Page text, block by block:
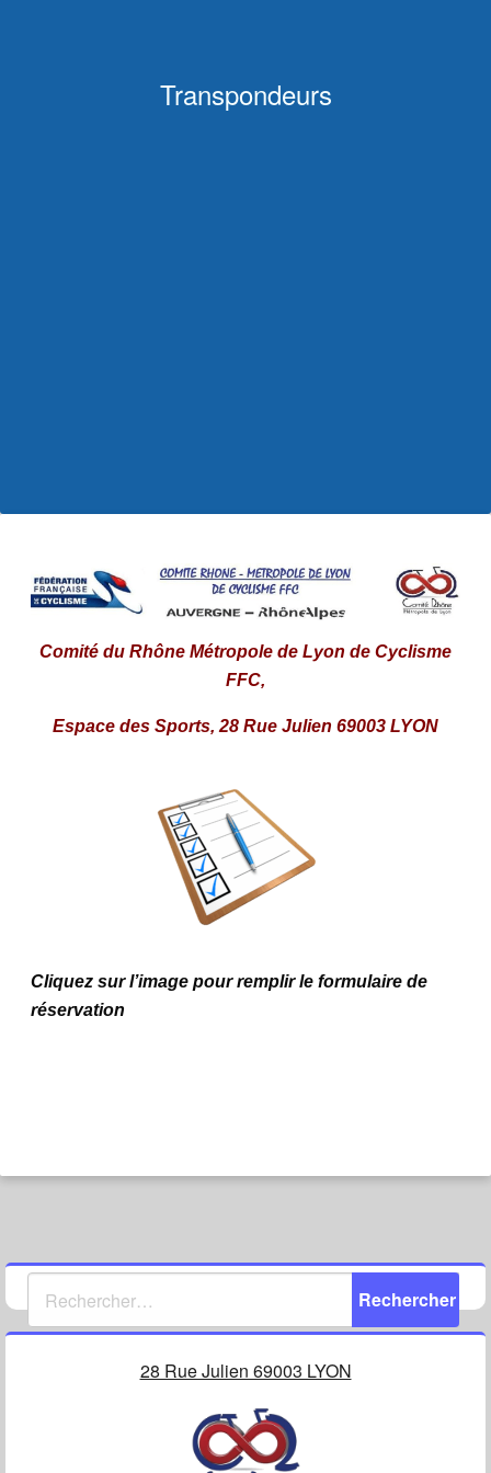
Transpondeurs
Comité du Rhône Métropole de Lyon de Cyclisme
FFC,
Espace des Sports, 28 Rue Julien 69003 LYON
Cliquez sur l’image pour remplir le formulaire de
réservation
28 Rue Julien 69003 LYON